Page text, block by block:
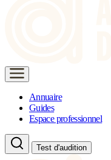
Annuaire
Guides
Espace professionnel
Test d'audition